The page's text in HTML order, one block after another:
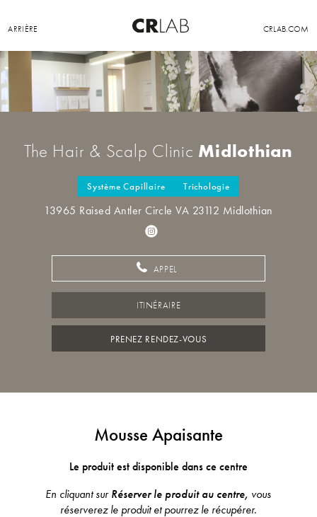
ARRIÈRE CRLAB.COM
The Hair & Scalp Clinic Midlothian
Système Capillaire Trichologie
13965 Raised Antler Circle VA 23112 Midlothian
APPEL
ITINÉRAIRE
PRENEZ RENDEZ-VOUS
Mousse Apaisante
Le produit est disponible dans ce centre
En cliquant sur Réserver le produit au centre, vous
réserverez le produit et pourrez le récupérer.